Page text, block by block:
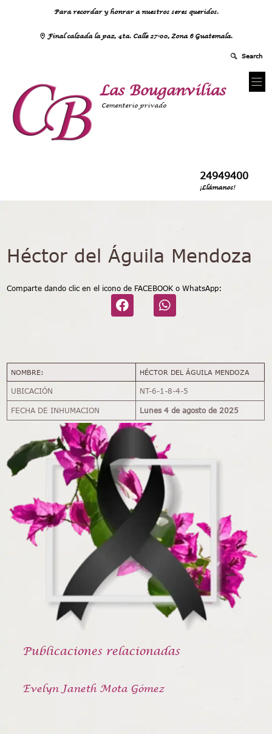
Para recordar y honrar a nuestros seres queridos.
Final calzada la paz, 4ta. Calle 27-00, Zona 6 Guatemala.
Las Bouganvilias
Cementerio privado
24949400
¡Llámanos!
Héctor del Águila Mendoza
Comparte dando clic en el icono de FACEBOOK o WhatsApp:
NOMBRE: HÉCTOR DEL ÁGUILA MENDOZA
UBICACIÓN NT-6-1-8-4-5
FECHA DE INHUMACION Lunes 4 de agosto de 2025
Publicaciones relacionadas
Evelyn Janeth Mota Gómez